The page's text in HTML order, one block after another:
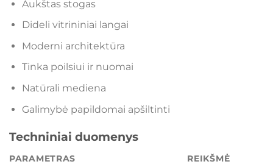
Aukštas stogas
Dideli vitrininiai langai
Moderni architektūra
Tinka poilsiui ir nuomai
Natūrali mediena
Galimybė papildomai apšiltinti
Techniniai duomenys
PARAMETRAS
REIKŠMĖ